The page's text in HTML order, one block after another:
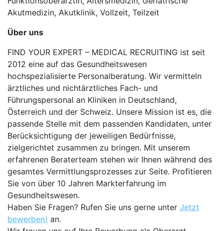
Akutmedizin, Akutklinik, Vollzeit, Teilzeit
Über uns
FIND YOUR EXPERT – MEDICAL RECRUITING ist seit
2012 eine auf das Gesundheitswesen
hochspezialisierte Personalberatung. Wir vermitteln
ärztliches und nichtärztliches Fach- und
Führungspersonal an Kliniken in Deutschland,
Österreich und der Schweiz. Unsere Mission ist es, die
passende Stelle mit dem passenden Kandidaten, unter
Berücksichtigung der jeweiligen Bedürfnisse,
zielgerichtet zusammen zu bringen. Mit unserem
erfahrenen Beraterteam stehen wir Ihnen während des
gesamtes Vermittlungsprozesses zur Seite. Profitieren
Sie von über 10 Jahren Markterfahrung im
Gesundheitswesen.
Haben Sie Fragen? Rufen Sie uns gerne unter Jetzt
bewerben! an.